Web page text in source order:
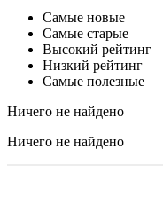
Самые новые
Самые старые
Высокий рейтинг
Низкий рейтинг
Самые полезные
Ничего не найдено
Ничего не найдено